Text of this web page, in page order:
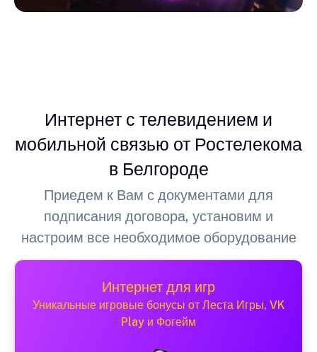
Интернет с телевидением и
мобильной связью от Ростелекома
в Белгороде
Приедем к Вам с документами для
подписания договора, установим и
настроим все необходимое оборудование
Интернет для игр
Уникальные игровые бонусы от Леста Игры, VK
Play и Фогейм